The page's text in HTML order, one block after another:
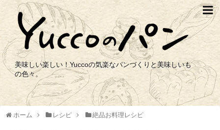
美味しい楽しい！Yuccoの気楽なパンづくりと美味しいも
の色々。
ホーム レシピ 絶品お料理レシピ